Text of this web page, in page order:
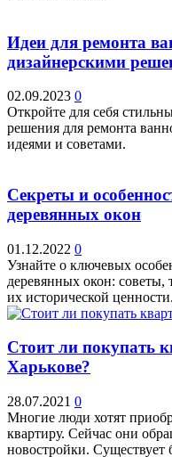
Идеи для ремонта
дизайнерскими
02.09.2023 0
Откройте для себя
решения для ремонта
идеями и советами.
Секреты и
деревянных окон
01.12.2022 0
Узнайте о ключевых
деревянных окон: советы,
их исторической ценности.
Стоит ли покупать
Харькове?
28.07.2021 0
Многие люди хотят
квартиру. Сейчас они
новостройки. Существует